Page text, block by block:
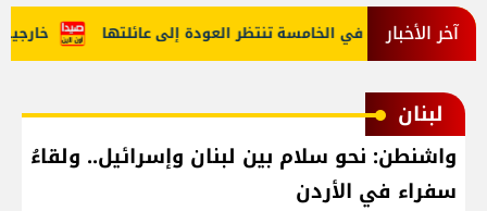
آخر الأخبار خارجية طفلة في الخامسة تنتظر العودة إلى عائلتها
لبنان
واشنطن: نحو سلام بين لبنان وإسرائيل.. ولقاءُ
سفراء في الأردن